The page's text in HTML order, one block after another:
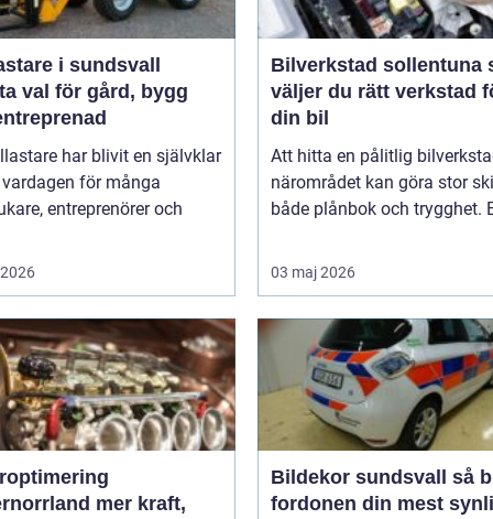
i sundsvall
val för gård, bygg
har blivit en självklar
för många
entreprenörer och
Bilverkstad sollentuna så
väljer du rätt verkstad
din bil
Att hitta en pålitlig
närområdet kan göra stor
både plånbok och trygghet.
03 maj 2026
mer kraft,
Bildekor sundsvall så blir
fordonen din mest